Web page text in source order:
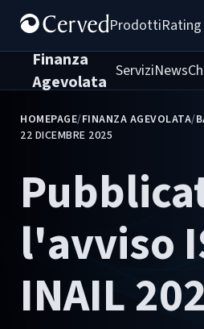
Prodotti
Finanza
Agevolata
ServiziNews
HOMEPAGE/FINANZA AGEVOLATA/
22 DICEMBRE 2025
l'avviso
INAIL